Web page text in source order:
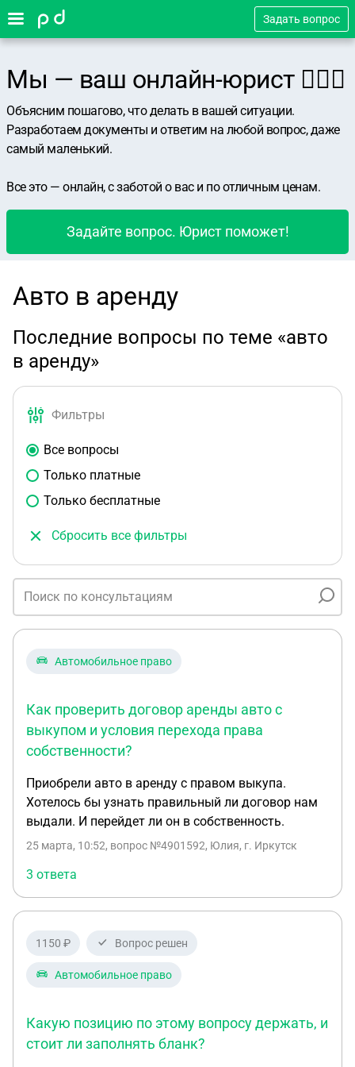
Задать вопрос
Мы — ваш онлайн-юрист 👨🏻‍⚖️
Объясним пошагово, что делать в вашей ситуации.
Разработаем документы и ответим на любой вопрос, даже
самый маленький.
Все это — онлайн, с заботой о вас и по отличным ценам.
Задайте вопрос. Юрист поможет!
Авто в аренду
Последние вопросы по теме «авто
в аренду»
Фильтры
Все вопросы
Только платные
Только бесплатные
Сбросить все фильтры
Автомобильное право
Как проверить договор аренды авто с
выкупом и условия перехода права
собственности?
Приобрели авто в аренду с правом выкупа.
Хотелось бы узнать правильный ли договор нам
выдали. И перейдет ли он в собственность.
25 марта, 10:52, вопрос №4901592, Юлия, г. Иркутск
3 ответа
1150 ₽ Вопрос решен
Автомобильное право
Какую позицию по этому вопросу держать, и
стоит ли заполнять бланк?